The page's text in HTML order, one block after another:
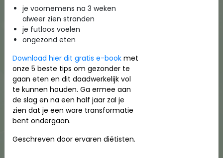
je voornemens na 3 weken
alweer zien stranden
je futloos voelen
ongezond eten
Download hier dit gratis e-book met
onze 5 beste tips om gezonder te
gaan eten en dit daadwerkelijk vol
te kunnen houden. Ga ermee aan
de slag en na een half jaar zal je
zien dat je een ware transformatie
bent ondergaan.
Geschreven door ervaren diëtisten.